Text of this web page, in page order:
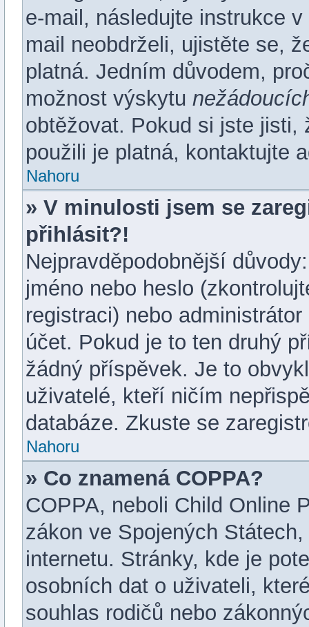
e-mail, následujte instrukce
mail neobdrželi, ujistěte se,
platná. Jedním důvodem,
možnost výskytu
obtěžovat. Pokud si jste jisti,
použili je platná, kontaktujte
Nahoru
» V minulosti jsem se
přihlásit?!
Nejpravděpodobnější
jméno nebo heslo
registraci) nebo
účet. Pokud je to ten druhý
žádný příspěvek. Je to
uživatelé, kteří ničím
databáze. Zkuste se
Nahoru
» Co znamená COPPA?
COPPA, neboli Child Online
zákon ve Spojených
internetu. Stránky, kde je
osobních dat o uživateli,
souhlas rodičů nebo